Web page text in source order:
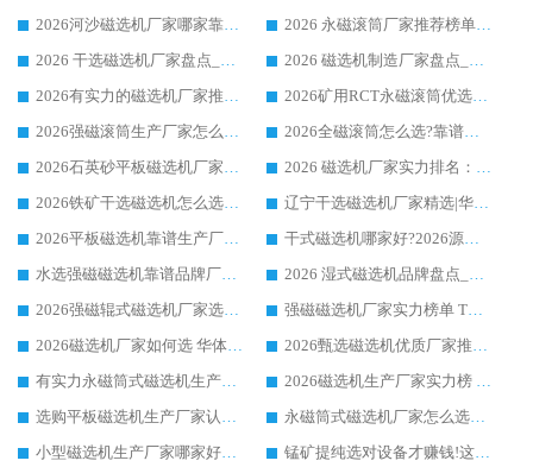
2026河沙磁选机厂家哪家靠谱?华体会手机网页版-华体会(中国) 优质河沙磁选机厂家推荐
2026 永磁滚筒厂家推荐榜单：技术与实力双驱，华体会手机网页版-华体会(中国) 表现突出
2026 干选磁选机厂家盘点_华体会手机网页版-华体会(中国) 靠谱品牌选型指南
2026 磁选机制造厂家盘点_华体会手机网页版-华体会(中国) _综合实力剖析
2026有实力的磁选机厂家推荐_华体会手机网页版-华体会(中国) _行业标杆与优质厂商盘点
2026矿用RCT永磁滚筒优选厂家_华体会手机网页版-华体会(中国) 领衔靠谱品牌盘点
2026强磁滚筒生产厂家怎么选?行业口碑推荐华体会手机网页版-华体会(中国)
2026全磁滚筒怎么选?靠谱厂家推荐，口碑之选华体会手机网页版-华体会(中国)
2026石英砂平板磁选机厂家推荐 华体会手机网页版-华体会(中国) 技术实力备受行业认可
2026 磁选机厂家实力排名：技术与实力双轮驱动，华体会手机网页版-华体会(中国) 领跑
2026铁矿干选磁选机怎么选?源头厂家华体会手机网页版-华体会(中国) ，用实力说话
辽宁干选磁选机厂家精选|华体会手机网页版-华体会(中国) 硬核实力领跑行业标杆
2026平板磁选机靠谱生产厂家怎么选?行业标杆华体会手机网页版-华体会(中国) ，凭硬实力脱颖而出
干式磁选机哪家好?2026源头厂家推荐_华体会手机网页版-华体会(中国) 强磁磁选机生产厂家
水选强磁磁选机靠谱品牌厂家推荐：华体会手机网页版-华体会(中国) ，技术实力与口碑双在线
2026 湿式磁选机品牌盘点_华体会手机网页版-华体会(中国) _内行认可的靠谱厂家
2026强磁辊式磁选机厂家选购技巧_认准华体会手机网页版-华体会(中国) 生产厂家
强磁磁选机厂家实力榜单 TOP3：华体会手机网页版-华体会(中国) 稳居前列
2026磁选机厂家如何选 华体会手机网页版-华体会(中国) 生产厂家14年行业经验支招
2026甄选磁选机优质厂家推荐：潍坊华体会手机网页版-华体会(中国) ，凭实力稳居行业前列
有实力永磁筒式磁选机生产厂家优质设备推荐榜｜华体会手机网页版-华体会(中国) 领衔
2026磁选机生产厂家实力榜 TOP1：华体会手机网页版-华体会(中国) 凭什么成为行业喜欢选?
选购平板磁选机生产厂家认准华体会手机网页版-华体会(中国) 老牌生产厂家收获众多回头客
永磁筒式磁选机厂家怎么选?14 年老厂华体会手机网页版-华体会(中国) 凭实力出圈，这 5 大优势太圈粉
小型磁选机生产厂家哪家好?2026 年实测推荐，华体会手机网页版-华体会(中国) 十年口碑厂值得闭眼入
锰矿提纯选对设备才赚钱!这家临朐厂家的强磁辊磁选机凭啥成行业标杆?